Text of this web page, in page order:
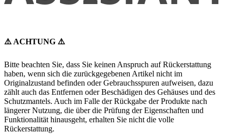
⚠️ ACHTUNG ⚠️
Bitte beachten Sie, dass Sie keinen Anspruch auf Rückerstattung
haben, wenn sich die zurückgegebenen Artikel nicht im
Originalzustand befinden oder Gebrauchsspuren aufweisen, dazu
zählt auch das Entfernen oder Beschädigen des Gehäuses und des
Schutzmantels. Auch im Falle der Rückgabe der Produkte nach
längerer Nutzung, die über die Prüfung der Eigenschaften und
Funktionalität hinausgeht, erhalten Sie nicht die volle
Rückerstattung.